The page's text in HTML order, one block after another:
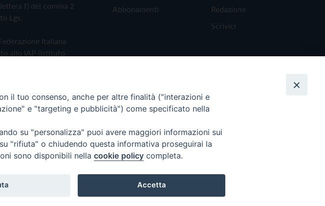
f) del comma 2
Lgs.
Italiana
allo IAP (Istituto
Abbonamenti
Redazione
Scrivici
il tuo consenso, anche per altre finalità ("interazioni e
e "targeting e pubblicità") come specificato nella
su "personalizza" puoi avere maggiori informazioni sui
"rifiuta" o chiudendo questa informativa proseguirai la
sono disponibili nella cookie policy completa.
Accetta